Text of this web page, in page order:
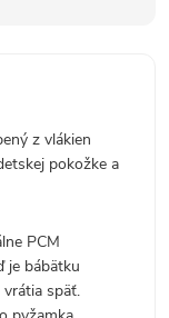
z vlákien
pokožke a
PCM
je bábätku
späť.